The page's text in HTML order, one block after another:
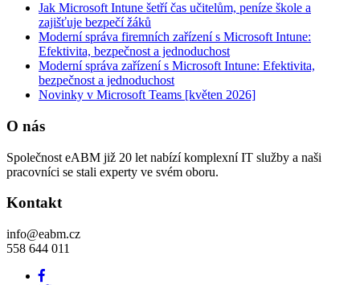
Jak Microsoft Intune šetří čas učitelům, peníze škole a
zajišťuje bezpečí žáků
Moderní správa firemních zařízení s Microsoft Intune:
Efektivita, bezpečnost a jednoduchost
Moderní správa zařízení s Microsoft Intune: Efektivita,
bezpečnost a jednoduchost
Novinky v Microsoft Teams [květen 2026]
O nás
Společnost eABM již 20 let nabízí komplexní IT služby a naši
pracovníci se stali experty ve svém oboru.
Kontakt
info@eabm.cz
558 644 011